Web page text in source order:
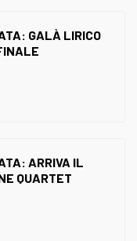
GALÀ LIRICO
ARRIVA IL
QUARTET